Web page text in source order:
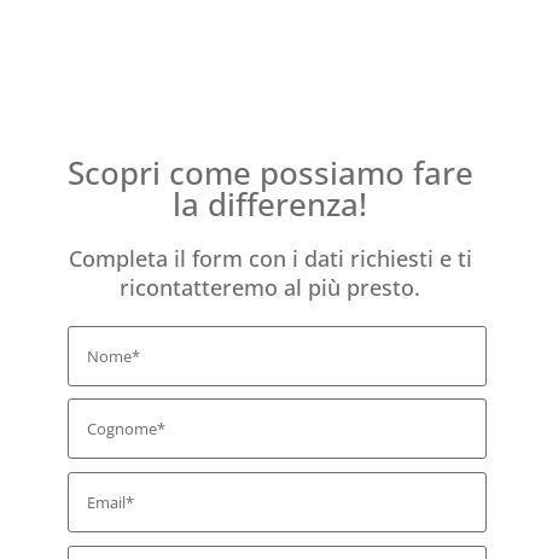
Scopri come possiamo fare
la differenza!
Completa il form con i dati richiesti e ti
ricontatteremo al più presto.